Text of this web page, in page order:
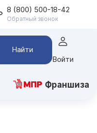
8 (800) 500-18-42
Обратный звонок
Найти
Войти
Франшиза